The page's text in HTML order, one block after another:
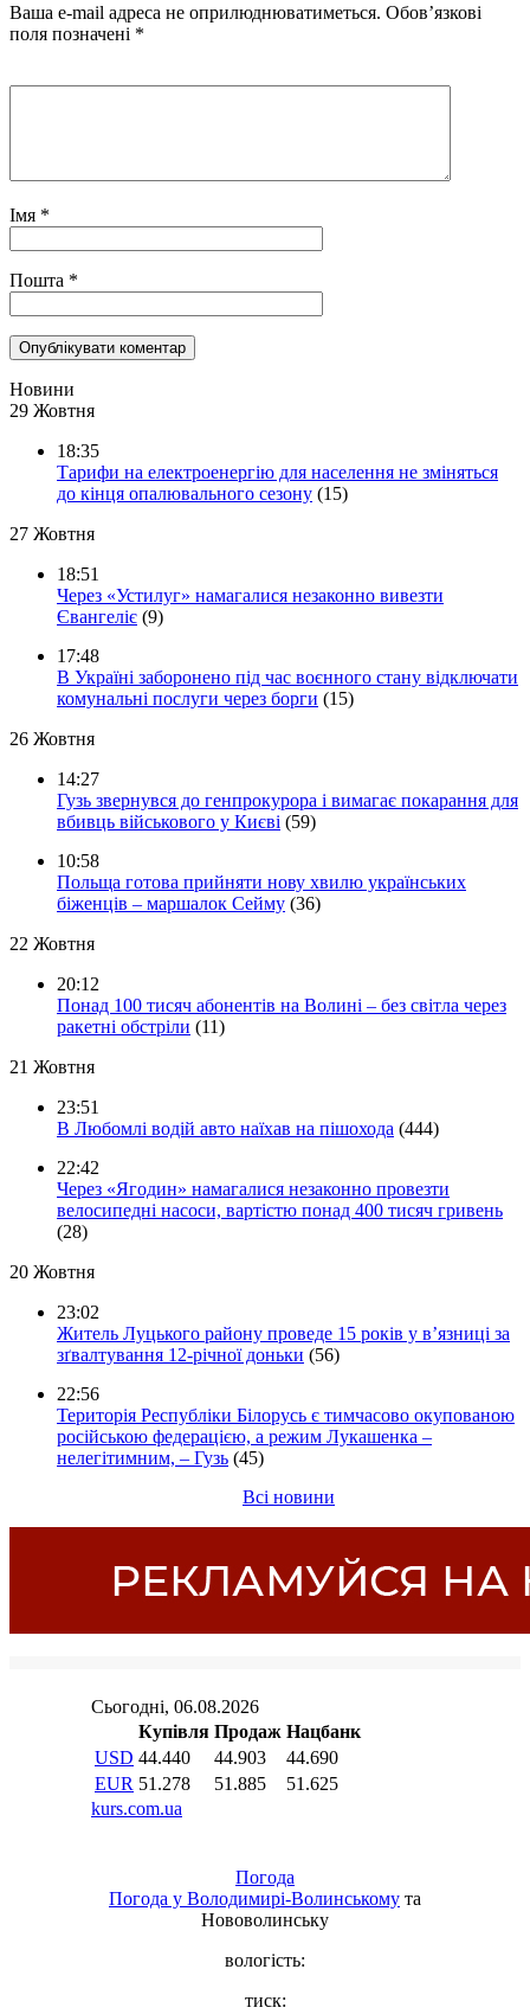
Ваша e-mail адреса не оприлюднюватиметься. Обов’язкові
поля позначені *
Імя *
Пошта *
Новини
29 Жовтня
18:35
Тарифи на електроенергію для населення не зміняться
до кінця опалювального сезону (15)
27 Жовтня
18:51
Через «Устилуг» намагалися незаконно вивезти
Євангеліє (9)
17:48
В Україні заборонено під час воєнного стану відключати
комунальні послуги через борги (15)
26 Жовтня
14:27
Гузь звернувся до генпрокурора і вимагає покарання для
вбивць військового у Києві (59)
10:58
Польща готова прийняти нову хвилю українських
біженців – маршалок Сейму (36)
22 Жовтня
20:12
Понад 100 тисяч абонентів на Волині – без світла через
ракетні обстріли (11)
21 Жовтня
23:51
В Любомлі водій авто наїхав на пішохода (444)
22:42
Через «Ягодин» намагалися незаконно провезти
велосипедні насоси, вартістю понад 400 тисяч гривень
(28)
20 Жовтня
23:02
Житель Луцького району проведе 15 років у в’язниці за
зґвалтування 12-річної доньки (56)
22:56
Територія Республіки Білорусь є тимчасово окупованою
російською федерацією, а режим Лукашенка –
нелегітимним, – Гузь (45)
Всі новини
Погода
Погода у Володимирі-Волинському та
Нововолинську
вологість:
тиск: